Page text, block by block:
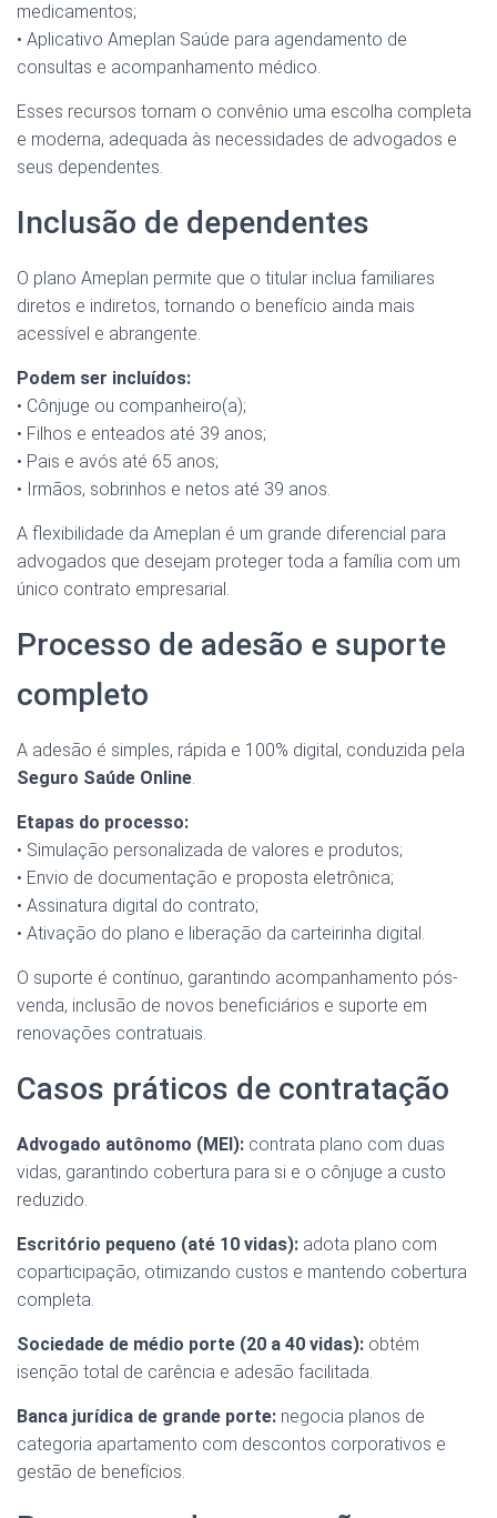
medicamentos;
• Aplicativo Ameplan Saúde para agendamento de
consultas e acompanhamento médico.
Esses recursos tornam o convênio uma escolha completa
e moderna, adequada às necessidades de advogados e
seus dependentes.
Inclusão de dependentes
O plano Ameplan permite que o titular inclua familiares
diretos e indiretos, tornando o benefício ainda mais
acessível e abrangente.
Podem ser incluídos:
• Cônjuge ou companheiro(a);
• Filhos e enteados até 39 anos;
• Pais e avós até 65 anos;
• Irmãos, sobrinhos e netos até 39 anos.
A flexibilidade da Ameplan é um grande diferencial para
advogados que desejam proteger toda a família com um
único contrato empresarial.
Processo de adesão e suporte
completo
A adesão é simples, rápida e 100% digital, conduzida pela
Seguro Saúde Online.
Etapas do processo:
• Simulação personalizada de valores e produtos;
• Envio de documentação e proposta eletrônica;
• Assinatura digital do contrato;
• Ativação do plano e liberação da carteirinha digital.
O suporte é contínuo, garantindo acompanhamento pós-
venda, inclusão de novos beneficiários e suporte em
renovações contratuais.
Casos práticos de contratação
Advogado autônomo (MEI): contrata plano com duas
vidas, garantindo cobertura para si e o cônjuge a custo
reduzido.
Escritório pequeno (até 10 vidas): adota plano com
coparticipação, otimizando custos e mantendo cobertura
completa.
Sociedade de médio porte (20 a 40 vidas): obtém
isenção total de carência e adesão facilitada.
Banca jurídica de grande porte: negocia planos de
categoria apartamento com descontos corporativos e
gestão de benefícios.